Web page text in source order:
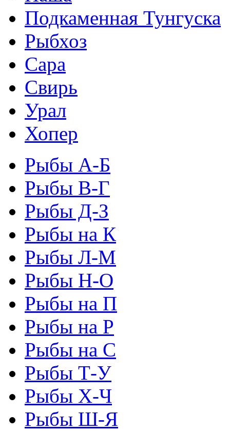
Подкаменная Тунгуска
Рыбхоз
Сара
Свирь
Урал
Хопер
Рыбы А-Б
Рыбы В-Г
Рыбы Д-З
Рыбы на К
Рыбы Л-М
Рыбы Н-О
Рыбы на П
Рыбы на Р
Рыбы на С
Рыбы Т-У
Рыбы Х-Ч
Рыбы Ш-Я